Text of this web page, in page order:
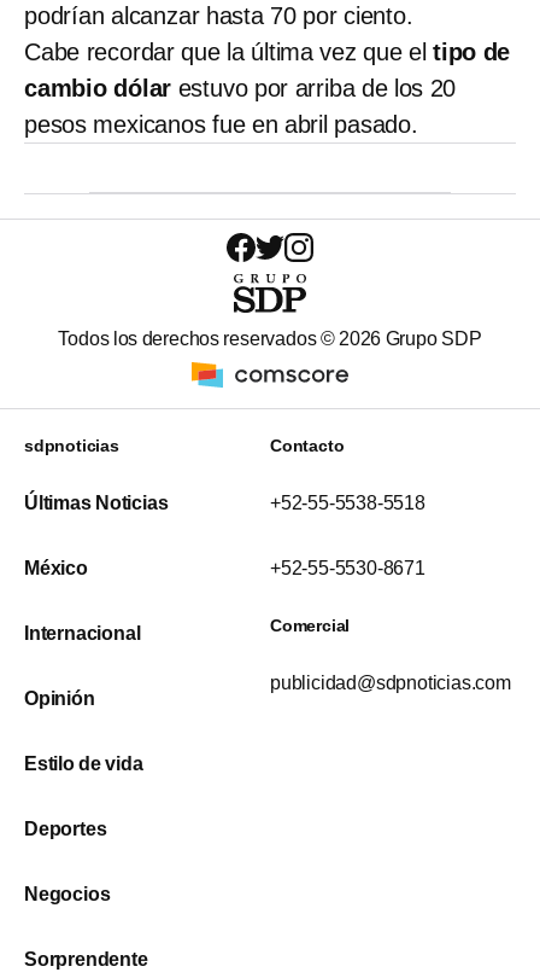
podrían alcanzar hasta 70 por ciento.
Cabe recordar que la última vez que el tipo de
cambio dólar estuvo por arriba de los 20
pesos mexicanos fue en abril pasado.
Todos los derechos reservados © 2026 Grupo SDP
sdpnoticias
Últimas Noticias
México
Internacional
Opinión
Estilo de vida
Deportes
Negocios
Sorprendente
Contacto
+52-55-5538-5518
+52-55-5530-8671
Comercial
publicidad@sdpnoticias.com